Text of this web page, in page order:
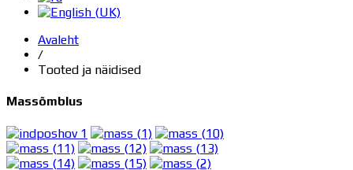
Avaleht
/
Tooted ja näidised
Massõmblus